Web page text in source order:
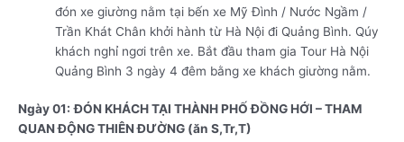
đón xe giường nằm tại bến xe Mỹ Đình / Nước Ngầm /
Trần Khát Chân khởi hành từ Hà Nội đi Quảng Bình. Qúy
khách nghỉ ngơi trên xe. Bắt đầu tham gia Tour Hà Nội
Quảng Bình 3 ngày 4 đêm bằng xe khách giường nằm.
Ngày 01: ĐÓN KHÁCH TẠI THÀNH PHỐ ĐỒNG HỚI – THAM
QUAN ĐỘNG THIÊN ĐƯỜNG (ăn S,Tr,T)